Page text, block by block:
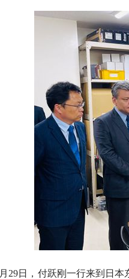
月29日，付跃刚一行来到日